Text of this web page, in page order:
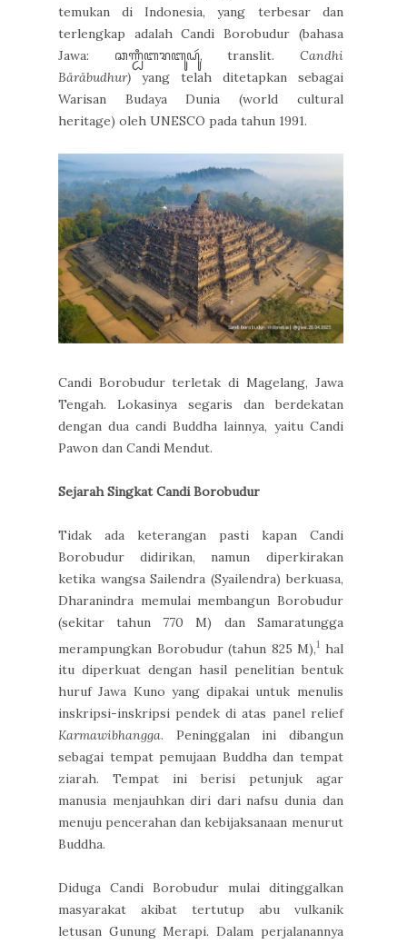
temukan di Indonesia, yang terbesar dan
terlengkap adalah Candi Borobudur (bahasa
Jawa: ꦕꦟ꧀ꦝꦶꦧꦫꦧꦸꦝꦸꦂ, translit. Candhi
Båråbudhur) yang telah ditetapkan sebagai
Warisan Budaya Dunia (world cultural
heritage) oleh UNESCO pada tahun 1991.
Candi Borobudur terletak di Magelang, Jawa
Tengah. Lokasinya segaris dan berdekatan
dengan dua candi Buddha lainnya, yaitu Candi
Pawon dan Candi Mendut.
Sejarah Singkat Candi Borobudur
Tidak ada keterangan pasti kapan Candi
Borobudur didirikan, namun diperkirakan
ketika wangsa Sailendra (Syailendra) berkuasa,
Dharanindra memulai membangun Borobudur
(sekitar tahun 770 M) dan Samaratungga
merampungkan Borobudur (tahun 825 M),1 hal
itu diperkuat dengan hasil penelitian bentuk
huruf Jawa Kuno yang dipakai untuk menulis
inskripsi-inskripsi pendek di atas panel relief
Karmawibhangga. Peninggalan ini dibangun
sebagai tempat pemujaan Buddha dan tempat
ziarah. Tempat ini berisi petunjuk agar
manusia menjauhkan diri dari nafsu dunia dan
menuju pencerahan dan kebijaksanaan menurut
Buddha.
Diduga Candi Borobudur mulai ditinggalkan
masyarakat akibat tertutup abu vulkanik
letusan Gunung Merapi. Dalam perjalanannya